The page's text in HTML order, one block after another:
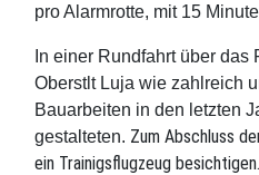
pro Alarmrotte, mit 15
In einer Rundfahrt über
Oberstlt Luja wie zahlreich
Bauarbeiten in den letzten
gestalteten. Zum Abschluss
ein Trainigsflugzeug besichtigen.